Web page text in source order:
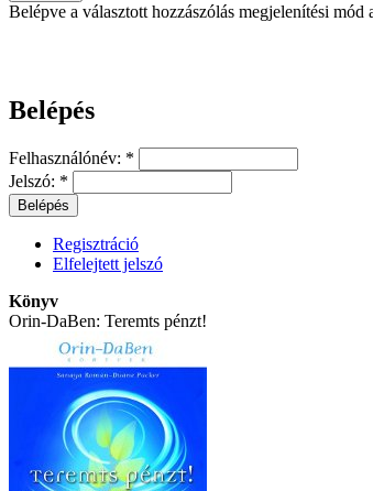
Belépve a választott hozzászólás megjelenítési
Belépés
Felhasználónév: *
Jelszó: *
Regisztráció
Elfelejtett jelszó
Könyv
Orin-DaBen: Teremts pénzt!